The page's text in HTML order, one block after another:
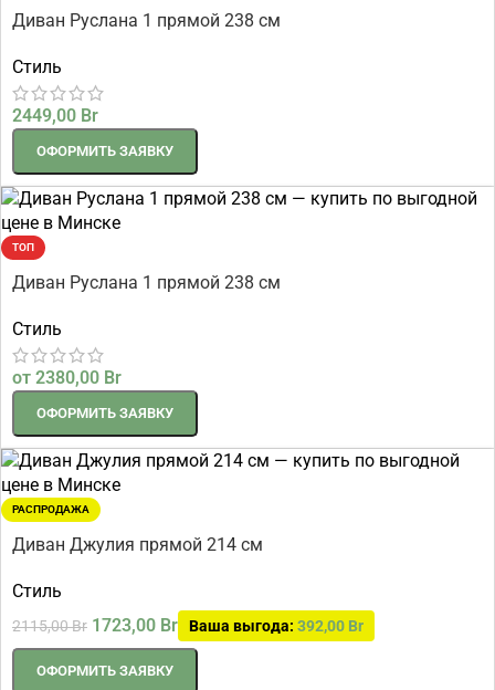
Диван Руслана 1 прямой 238 см
Стиль
2449,00 Br
ОФОРМИТЬ ЗАЯВКУ
ТОП
Диван Руслана 1 прямой 238 см
Стиль
от 2380,00 Br
ОФОРМИТЬ ЗАЯВКУ
РАСПРОДАЖА
Диван Джулия прямой 214 см
Стиль
2115,00Br 1723,00 Br Ваша выгода: 392,00 Br
ОФОРМИТЬ ЗАЯВКУ